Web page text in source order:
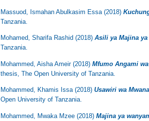
Massuod, Ismahan Abulkasim Essa (2018)
Tanzania.
Mohamed, Sharifa Rashid (2018)Asili ya Majina
Tanzania.
Mohammed, Aisha Ameir(2018)Mfumo Angami
thesis, The Open University of Tanzania.
Mohammed, Khamis Issa(2018)Usawiri wa
Open University of Tanzania.
Mohammed, Mwaka Mzee (2018)Majina ya